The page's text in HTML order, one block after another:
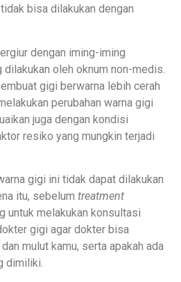
bisa dilakukan dengan
dengan iming-iming
oleh oknum non-medis.
gigi berwarna lebih cerah
perubahan warna gigi
juga dengan kondisi
resiko yang mungkin terjadi
gigi ini tidak dapat dilakukan
itu, sebelum treatment
untuk melakukan konsultasi
gigi agar dokter bisa
mulut kamu, serta apakah ada
dimiliki.